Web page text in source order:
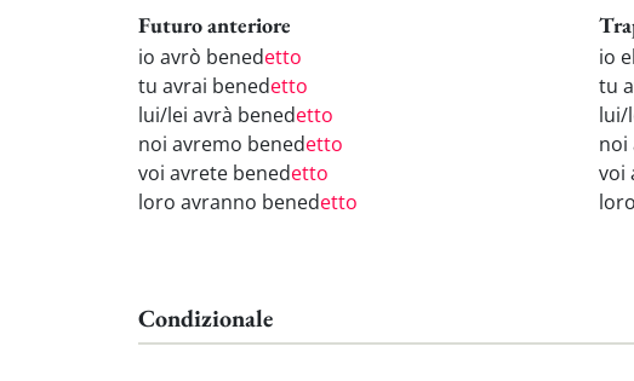
Futuro anteriore
io avrò benedetto
tu avrai benedetto
lui/lei avrà benedetto
noi avremo benedetto
voi avrete benedetto
loro avranno benedetto
io
tu
lui/
noi
voi
Condizionale